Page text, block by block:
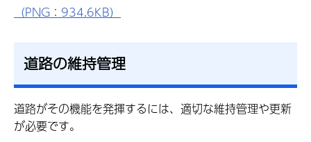
（PNG：934.6KB）
道路の維持管理
道路がその機能を発揮するには、適切な維持管理や更新
が必要です。